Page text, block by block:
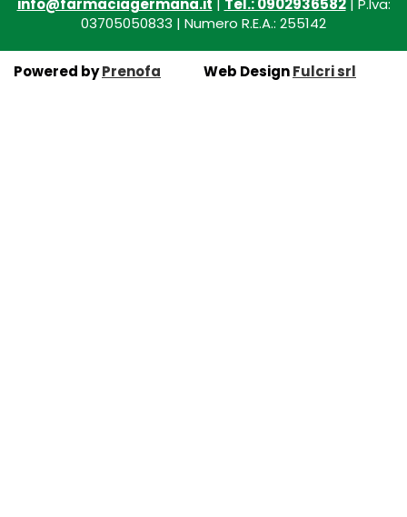
info@farmaciagermana.it | Tel.: 0902936582| P.Iva:
03705050833 | Numero R.E.A.: 255142
Powered byPrenofa Web DesignFulcri srl